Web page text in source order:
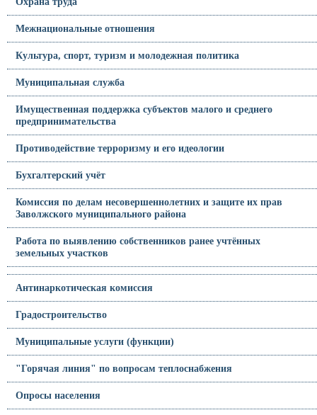
Межнациональные отношения
Культура, спорт, туризм и молодежная политика
Муниципальная служба
Имущественная поддержка субъектов малого и среднего
предпринимательства
Противодействие терроризму и его идеологии
Бухгалтерский учёт
Комиссия по делам несовершеннолетних и защите их прав
Заволжского муниципального района
Работа по выявлению собственников ранее учтённых
земельных участков
Антинаркотическая комиссия
Градостроительство
Муниципальные услуги (функции)
"Горячая линия" по вопросам теплоснабжения
Опросы населения